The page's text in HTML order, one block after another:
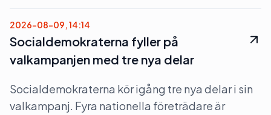
2026-08-09, 14:14
Socialdemokraterna fyller på
valkampanjen med tre nya delar
Socialdemokraterna kör igång tre nya delar i sin
valkampanj. Fyra nationella företrädare är